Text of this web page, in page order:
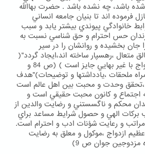
باشد، چه نشده باشد . حضرت بهاالله
فرموده اند تا بنيان جامعه انساني
خانوادگي پيوندي بيشتر يابد و سبب
حس احترام و حق شناسي نسبت به
جان بخشيده و روانشان را در سير
متعال ،رهسپار ساخته اند،ايجاد گردد"(
در ديانت بهايي ازدواج با غير بهايي جايز است ) (ص 84 و
ملحقات ،يادداشتها و توضيحات)"هدف
،تحقق وحدت و محبت بين اهل عالم است
اجتماع و كانون محبت حقيقي است و
محكم و ناگسستني و رضايت والدين از
بركات الهي و حصول شرايط مساعد براي
و رعايت شؤنات ادب و احترام است.
ازدواج ،موكول و معلق به رضايت
مزدوجين جوان ص 9)